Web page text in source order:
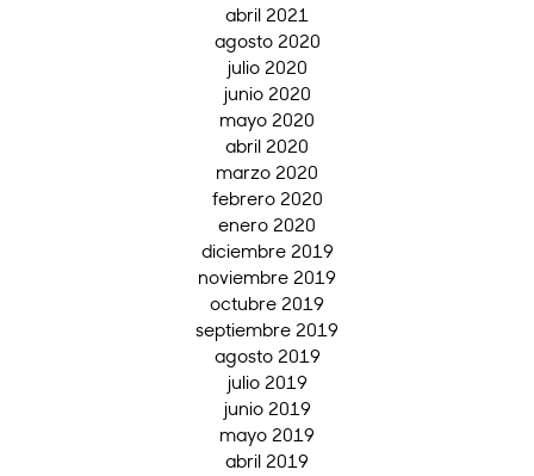
abril 2021
agosto 2020
julio 2020
junio 2020
mayo 2020
abril 2020
marzo 2020
febrero 2020
enero 2020
diciembre 2019
noviembre 2019
octubre 2019
septiembre 2019
agosto 2019
julio 2019
junio 2019
mayo 2019
abril 2019